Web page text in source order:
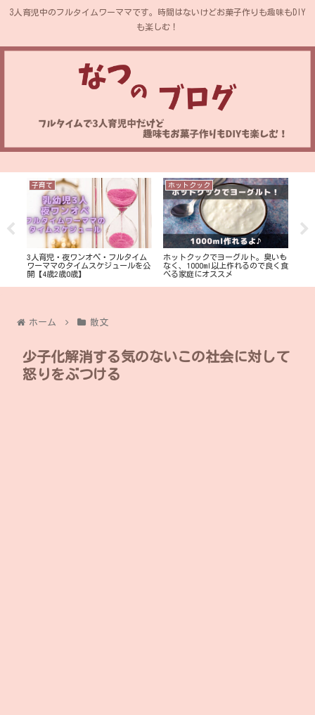
3人育児中のフルタイムワーママです。時間はないけどお菓子作りも趣味もDIY
も楽しむ！
子育て
3人育児・夜ワンオペ・フルタイム
ワーママのタイムスケジュールを公
開【4歳2歳0歳】
ホットクック
ホットクックでヨーグルト。臭いも
なく、1000ml以上作れるので良く食
べる家庭にオススメ
ホーム 散文
少子化解消する気のないこの社会に対して
怒りをぶつける